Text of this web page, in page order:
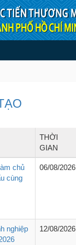
THỜI
GIAN
chủ
cùng
06/08/2026
nghiệp
12/08/2026